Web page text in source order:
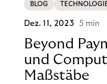
BLOG
Dez. 11, 2023 5 min
Beyond
und
Maßstäbe